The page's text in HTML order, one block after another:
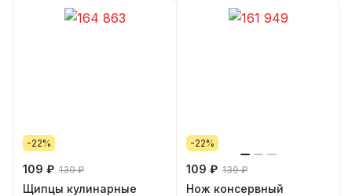
-22%
109 ₽ 139 ₽
Щипцы кулинарные
-22%
109 ₽ 139 ₽
Нож консервный